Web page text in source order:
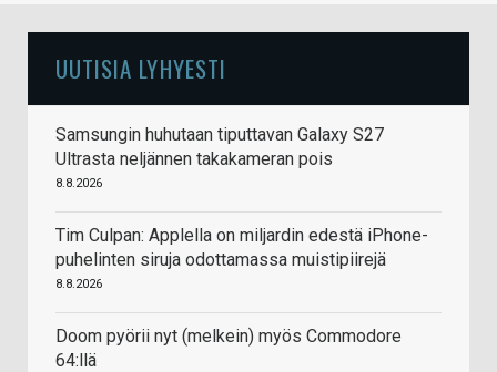
UUTISIA LYHYESTI
Samsungin huhutaan tiputtavan Galaxy S27
Ultrasta neljännen takakameran pois
8.8.2026
Tim Culpan: Applella on miljardin edestä iPhone-
puhelinten siruja odottamassa muistipiirejä
8.8.2026
Doom pyörii nyt (melkein) myös Commodore
64:llä